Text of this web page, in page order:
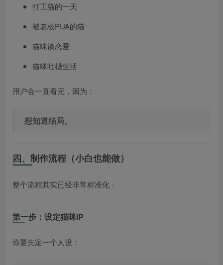
打工猫的一天
被老板PUA的猫
猫咪谈恋爱
猫咪吐槽生活
用户会一直看完，因为：
想知道结局。
四、制作流程（小白也能做）
整个流程其实已经非常标准化：
第一步：设定猫咪IP
你要先定一个人设：